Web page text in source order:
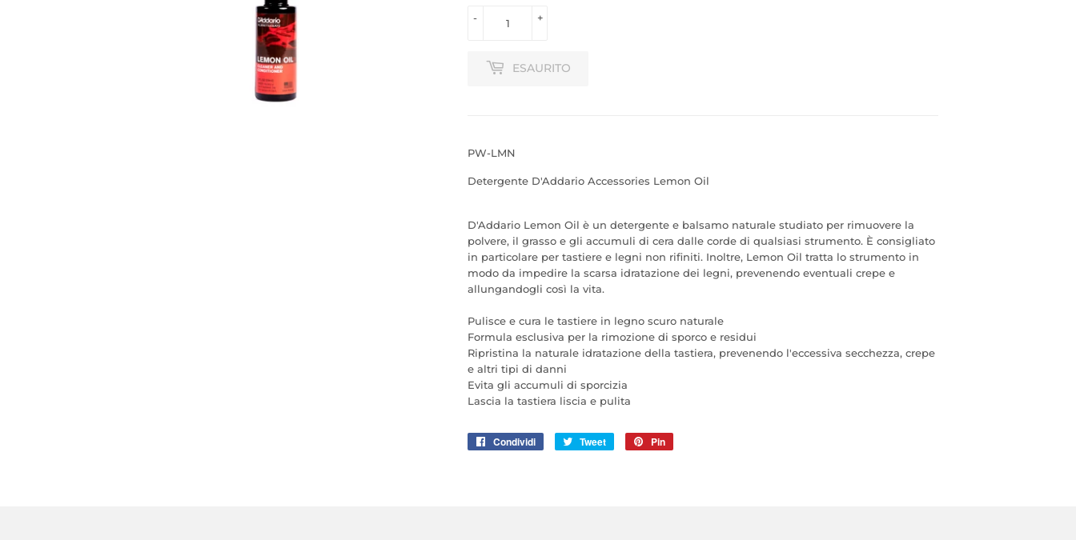
+
-
ESAURITO
PW-LMN
Detergente D'Addario Accessories Lemon Oil
D'Addario Lemon Oil è un detergente e balsamo naturale studiato per rimuovere la
polvere, il grasso e gli accumuli di cera dalle corde di qualsiasi strumento. È consigliato
in particolare per tastiere e legni non rifiniti. Inoltre, Lemon Oil tratta lo strumento in
modo da impedire la scarsa idratazione dei legni, prevenendo eventuali crepe e
allungandogli così la vita.
Pulisce e cura le tastiere in legno scuro naturale
Formula esclusiva per la rimozione di sporco e residui
Ripristina la naturale idratazione della tastiera, prevenendo l'eccessiva secchezza, crepe
e altri tipi di danni
Evita gli accumuli di sporcizia
Lascia la tastiera liscia e pulita
Condividi
CondividiTweet
Twitta
Pin